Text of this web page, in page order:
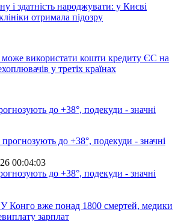
і здатність народжувати: у Києві
отримала підозру
може використати кошти кредиту ЄС на
у третіх країнах
до +38°, подекуди - значні
00:04:03
до +38°, подекуди - значні